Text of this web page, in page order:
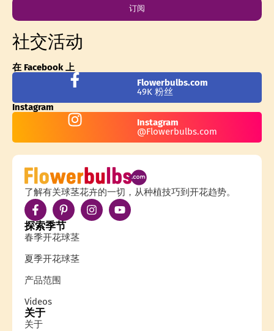
订阅
社交活动
在 Facebook 上
Flowerbulbs.com
49K 粉丝
Instagram
Instagram
@Flowerbulbs.com
了解有关球茎花卉的一切，从种植技巧到开花趋势。
探索季节
春季开花球茎
夏季开花球茎
产品范围
Videos
关于
关于